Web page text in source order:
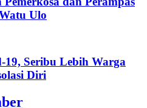
Ulo
19, Seribu Lebih Warga
Diri